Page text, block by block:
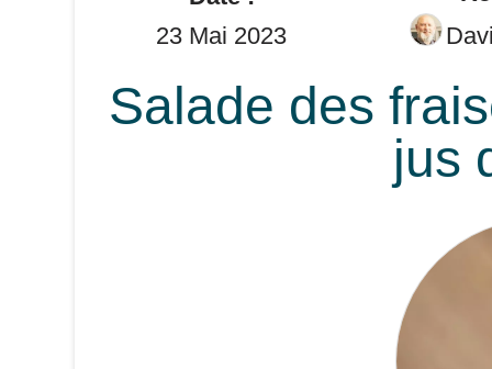
23 Mai 2023
Salade des
jus